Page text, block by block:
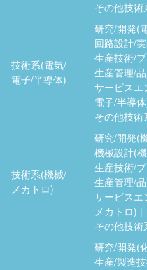
その他技
技術系(電気/
電子/半導体)
研究/開発(
回路設計/
生産技術/
生産管理/
サービスエ
電子/半導
その他技
技術系(機械/
メカトロ)
研究/開発(
機械設計(
生産技術/
生産管理/
サービスエ
メカトロ)
その他技
研究/開発(
生産/製造